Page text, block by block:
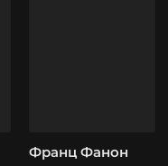
Франц Фанон